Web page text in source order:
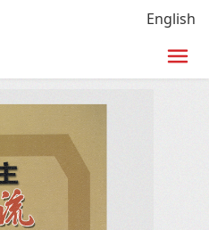
English